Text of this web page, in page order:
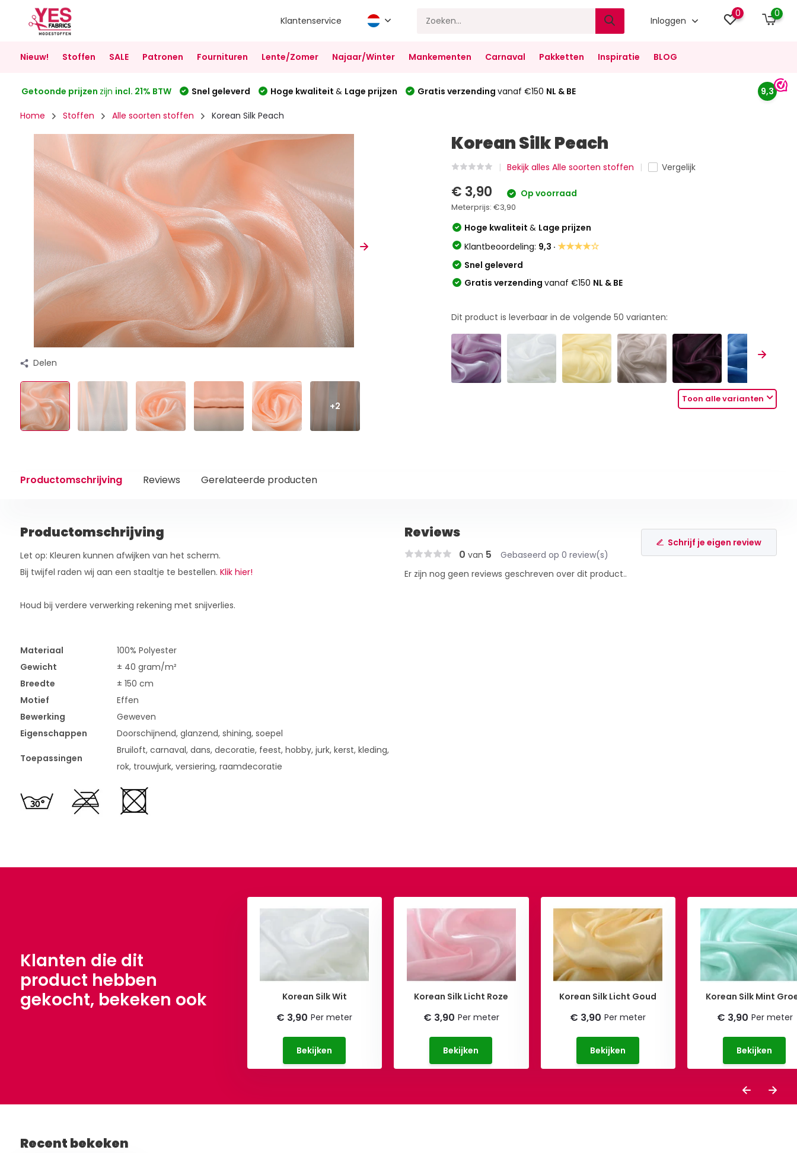
Klantenservice Inloggen
0 0
Nieuw! Stoffen SALE Patronen Fournituren Lente/Zomer Najaar/Winter Mankementen Carnaval Pakketten Inspiratie BLOG
Getoonde prijzen zijn incl. 21% BTW Snel geleverd Hoge kwaliteit & Lage prijzen Gratis verzending vanaf €150 NL & BE 9,3
Home Stoffen Alle soorten stoffen Korean Silk Peach
Delen
+2
Korean Silk Peach
Bekijk alles Alle soorten stoffen Vergelijk
€ 3,90 Op voorraad
Meterprijs:€3,90
Hoge kwaliteit& Lage prijzen
Klantbeoordeling: 9,3 ·★★★★☆
Snel geleverd
Gratis verzendingvanaf €150 NL & BE
Dit product is leverbaar in de volgende50 varianten:
Toon alle varianten
Productomschrijving Reviews Gerelateerde producten
Productomschrijving
Let op: Kleuren kunnen afwijken van het scherm.
Bij twijfel raden wij aan een staaltje te bestellen. Klik hier!
Houd bij verdere verwerking rekening met snijverlies.
Materiaal
100% Polyester
Gewicht
± 40 gram/m²
Breedte
± 150 cm
Motief
Effen
Bewerking
Geweven
Eigenschappen
Doorschijnend, glanzend, shining, soepel
Toepassingen
Bruiloft, carnaval, dans, decoratie, feest, hobby, jurk, kerst, kleding,
rok, trouwjurk, versiering, raamdecoratie
Reviews
0 van 5 Gebaseerd op 0 review(s)
Schrijf je eigen review
Er zijn nog geen reviews geschreven over dit product..
Klanten die dit
product hebben
gekocht, bekeken ook
Korean Silk Wit
€ 3,90 Per meter
Bekijken
Korean Silk Licht Roze
€ 3,90 Per meter
Bekijken
Korean Silk Licht Goud
€ 3,90 Per meter
Bekijken
Korean Silk Mint
€ 3,90 Per meter
Bekijken
Recent bekeken